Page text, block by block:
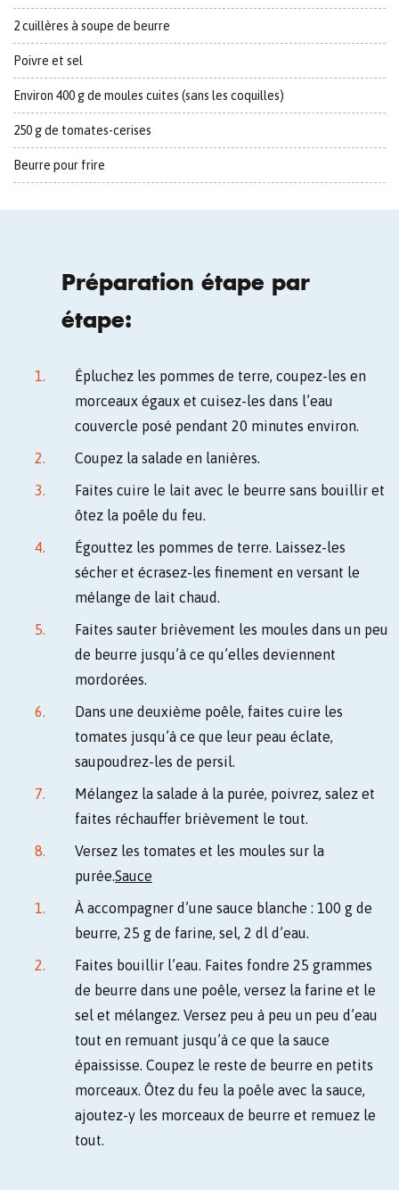
2 cuillères à soupe de beurre
Poivre et sel
Environ 400 g de moules cuites (sans les coquilles)
250 g de tomates-cerises
Beurre pour frire
Préparation étape par
étape:
Épluchez les pommes de terre, coupez-les en
morceaux égaux et cuisez-les dans l’eau
couvercle posé pendant 20 minutes environ.
Coupez la salade en lanières.
Faites cuire le lait avec le beurre sans bouillir et
ôtez la poêle du feu.
Égouttez les pommes de terre. Laissez-les
sécher et écrasez-les finement en versant le
mélange de lait chaud.
Faites sauter brièvement les moules dans un peu
de beurre jusqu’à ce qu’elles deviennent
mordorées.
Dans une deuxième poêle, faites cuire les
tomates jusqu’à ce que leur peau éclate,
saupoudrez-les de persil.
Mélangez la salade à la purée, poivrez, salez et
faites réchauffer brièvement le tout.
Versez les tomates et les moules sur la
purée.Sauce
À accompagner d’une sauce blanche : 100 g de
beurre, 25 g de farine, sel, 2 dl d’eau.
Faites bouillir l’eau. Faites fondre 25 grammes
de beurre dans une poêle, versez la farine et le
sel et mélangez. Versez peu à peu un peu d’eau
tout en remuant jusqu’à ce que la sauce
épaississe. Coupez le reste de beurre en petits
morceaux. Ôtez du feu la poêle avec la sauce,
ajoutez-y les morceaux de beurre et remuez le
tout.